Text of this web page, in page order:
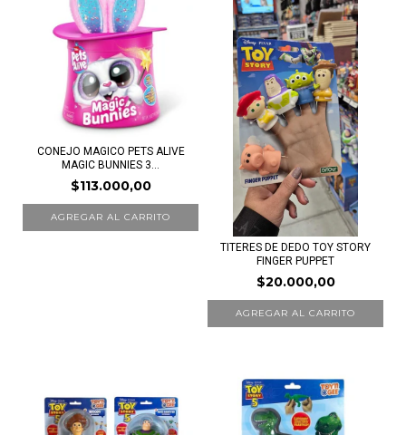
CONEJO MAGICO PETS ALIVE
MAGIC BUNNIES 3...
$113.000,00
TITERES DE DEDO TOY STORY
FINGER PUPPET
$20.000,00